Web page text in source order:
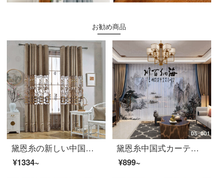
お勧め商品
黛恩糸の新しい中国式のカーテン布の復古中国風のリビングルームの書斎のシニールの透かしたカーテンの完成品のオーダーメイド布は一メートルに何枚か撮ります。
¥1334~
黛恩糸中国式カーテン客間中国風水墨画山水花鳥風景3 Dデジタルプリント現代中国式カーテン紗簾寝室の書斎の仕切りカーテンの完成品のカスタマイズ山水1は何メートルを要して何枚を撮影しますか？
¥899~